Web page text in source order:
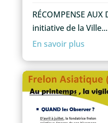
RÉCOMPENSE
initiative de la Ville...
En savoir plus